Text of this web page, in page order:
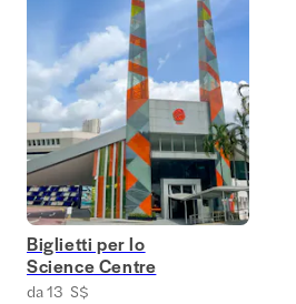
Biglietti per lo
Science Centre
da 13 S$